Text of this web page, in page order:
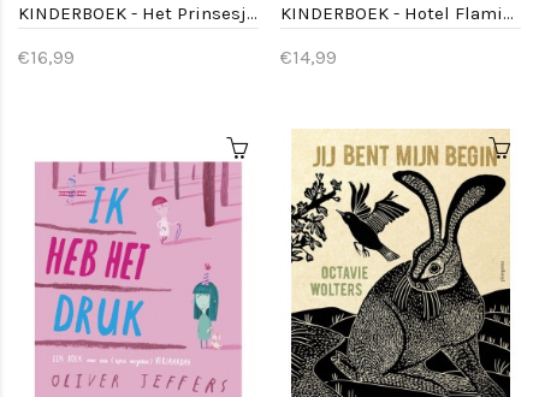
KINDERBOEK - Het Prinsesje zonder stank - 4jr+
€16,99
KINDERBOEK - Hotel Flamingo: Waanzinnige winter
€14,99